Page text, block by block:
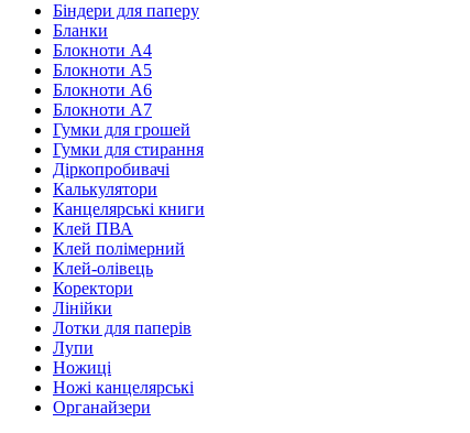
Біндери для паперу
Бланки
Блокноти А4
Блокноти А5
Блокноти А6
Блокноти А7
Гумки для грошей
Гумки для стирання
Діркопробивачі
Калькулятори
Канцелярські книги
Клей ПВА
Клей полімерний
Клей-олівець
Коректори
Лінійки
Лотки для паперів
Лупи
Ножиці
Ножі канцелярські
Органайзери